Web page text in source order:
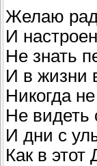
Желаю
И
Не знать
И в жизни
Никогда
Не видеть
И дни с
Как в